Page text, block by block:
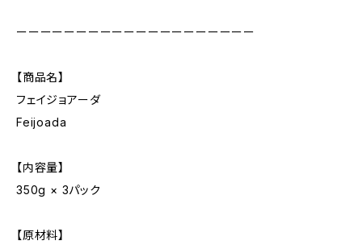
ーーーーーーーーーーーーーーーーーーーー
【商品名】
フェイジョアーダ
Feijoada
【内容量】
350g × 3パック
【原材料】